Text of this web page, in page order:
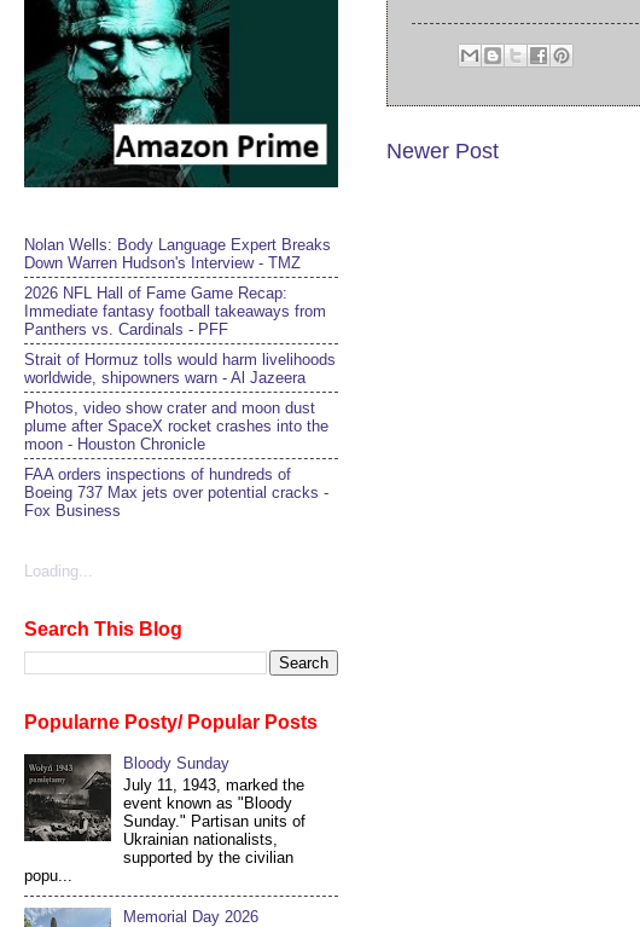
Newer Post
Nolan Wells: Body Language Expert Breaks
Down Warren Hudson's Interview - TMZ
2026 NFL Hall of Fame Game Recap:
Immediate fantasy football takeaways from
Panthers vs. Cardinals - PFF
Strait of Hormuz tolls would harm livelihoods
worldwide, shipowners warn - Al Jazeera
Photos, video show crater and moon dust
plume after SpaceX rocket crashes into the
moon - Houston Chronicle
FAA orders inspections of hundreds of
Boeing 737 Max jets over potential cracks -
Fox Business
Loading...
Search This Blog
Popularne Posty/ Popular Posts
Bloody Sunday
July 11, 1943, marked the
event known as "Bloody
Sunday." Partisan units of
Ukrainian nationalists,
supported by the civilian
popu...
Memorial Day 2026